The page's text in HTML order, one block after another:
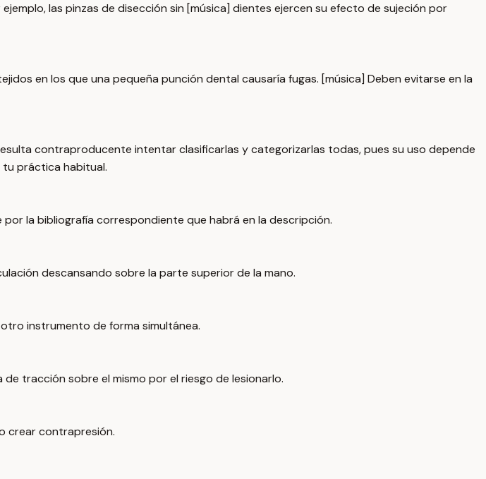
las pinzas de disección sin [música] dientes ejercen su efecto de sujeción por
en los que una pequeña punción dental causaría fugas. [música] Deben evitarse en la
contraproducente intentar clasificarlas y categorizarlas todas, pues su uso depende
tu práctica habitual.
la bibliografía correspondiente que habrá en la descripción.
descansando sobre la parte superior de la mano.
instrumento de forma simultánea.
tracción sobre el mismo por el riesgo de lesionarlo.
crear contrapresión.